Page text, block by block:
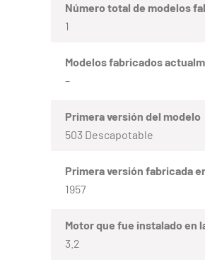
Número total de modelos
1
Modelos fabricados
–
Primera versión del modelo
503 Descapotable
Primera versión fabricada
1957
Motor que fue instalado en
3.2